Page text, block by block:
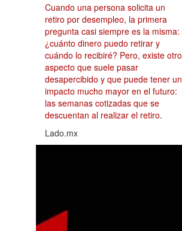
Cuando una persona solicita un
retiro por desempleo, la primera
pregunta casi siempre es la misma:
¿cuánto dinero puedo retirar y
cuándo lo recibiré? Pero, existe otro
aspecto que suele pasar
desapercibido y que puede tener un
impacto mucho mayor en el futuro:
las semanas cotizadas que se
descuentan al realizar el retiro.
Lado.mx